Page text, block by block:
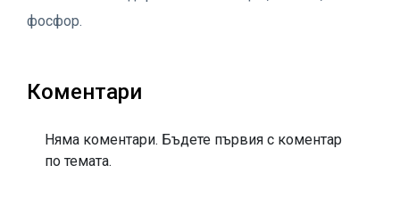
фосфор.
Коментари
Няма коментари. Бъдете първия с коментар
по темата.